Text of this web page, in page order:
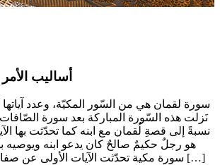
أساليب
سورة لقمان هي من السّور المكيّة، وعدد آياتها
نَزلت هذه السّورة المباركة بعد سورة
نسبةً إلى قصةِ لُقمان مع ابنه كما تحدّثت بها
هو رجلٌ حكيمٌ صالحٌ كان يدعو ابنه ويوصيه
سورة مكية تحدّثت الآيات الأولى عن صفاتِ المؤمن في تقربه […]